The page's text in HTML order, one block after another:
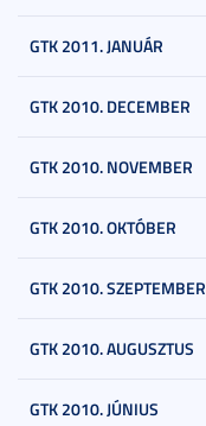
GTK 2011. JANUÁR
GTK 2010. DECEMBER
GTK 2010. NOVEMBER
GTK 2010. OKTÓBER
GTK 2010. SZEPTEMBER
GTK 2010. AUGUSZTUS
GTK 2010. JÚNIUS